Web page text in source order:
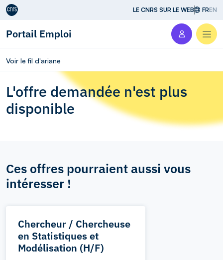
Aller au contenu LE CNRS SUR LE WEB FREN
Portail Emploi
Voir le fil d'ariane
L'offre demandée n'est plus
disponible
Ces offres pourraient aussi vous
intéresser !
Chercheur / Chercheuse
en Statistiques et
Modélisation (H/F)